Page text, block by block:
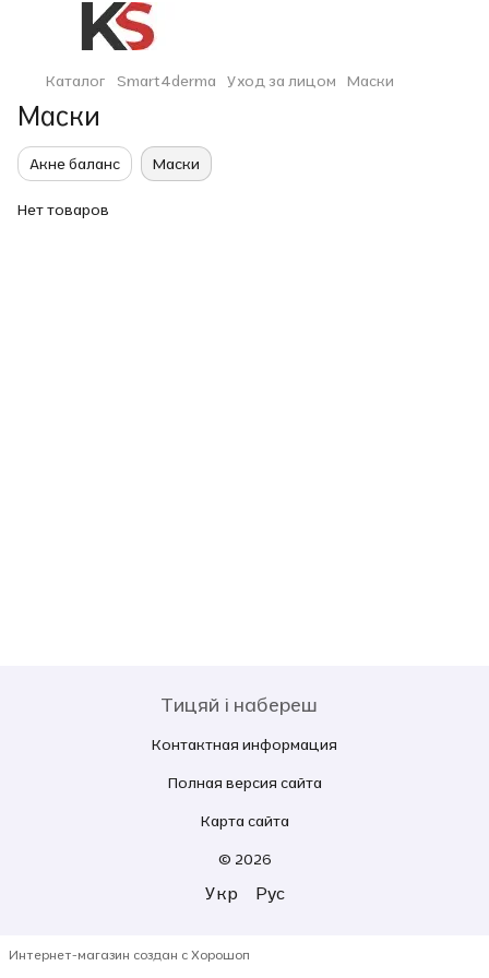
Каталог Smart4derma Уход за лицом Маски
Маски
Акне баланс Маски
Нет товаров
Тицяй і набереш
Контактная информация
Полная версия сайта
Карта сайта
© 2026
Укр Рус
Интернет-магазин создан с Хорошоп